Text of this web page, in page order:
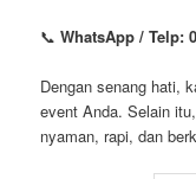
📞WhatsApp / Telp:
Dengan senang hati,
event Anda. Selain
nyaman, rapi, dan